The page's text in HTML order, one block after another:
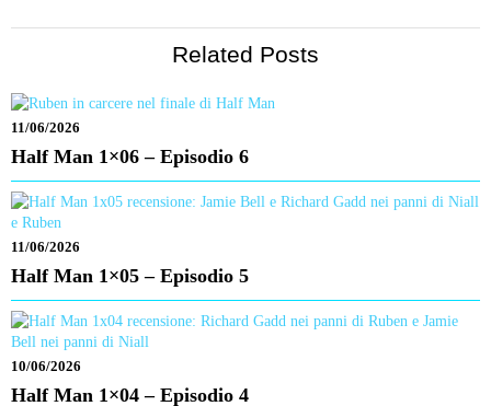
Related Posts
11/06/2026
Half Man 1×06 – Episodio 6
11/06/2026
Half Man 1×05 – Episodio 5
10/06/2026
Half Man 1×04 – Episodio 4